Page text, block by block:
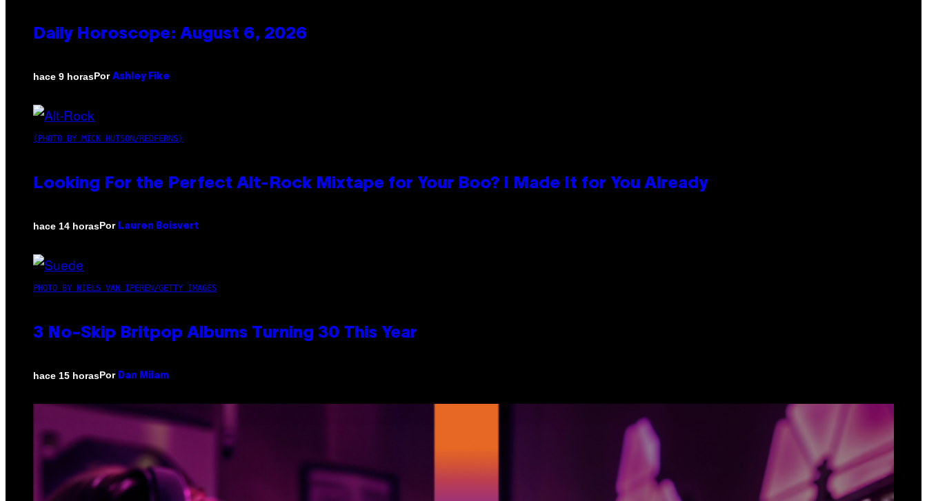
Daily Horoscope: August 6, 2026
hace 9 horasPor Ashley Fike
(PHOTO BY MICK HUTSON/REDFERNS)
Looking For the Perfect Alt-Rock Mixtape for Your Boo? I Made It for You Already
hace 14 horasPor Lauren Boisvert
PHOTO BY NIELS VAN IPEREN/GETTY IMAGES
3 No-Skip Britpop Albums Turning 30 This Year
hace 15 horasPor Dan Milam